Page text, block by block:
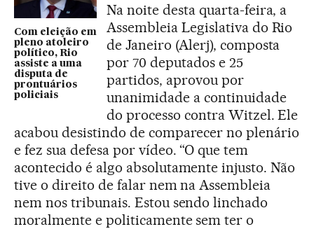
Com eleição em
pleno atoleiro
político, Rio
assiste a uma
disputa de
prontuários
policiais
Na noite desta quarta-feira, a
Assembleia Legislativa do Rio
de Janeiro (Alerj), composta
por 70 deputados e 25
partidos, aprovou por
unanimidade a continuidade
do processo contra Witzel. Ele
acabou desistindo de comparecer no plenário
e fez sua defesa por vídeo. “O que tem
acontecido é algo absolutamente injusto. Não
tive o direito de falar nem na Assembleia
nem nos tribunais. Estou sendo linchado
moralmente e politicamente sem ter o